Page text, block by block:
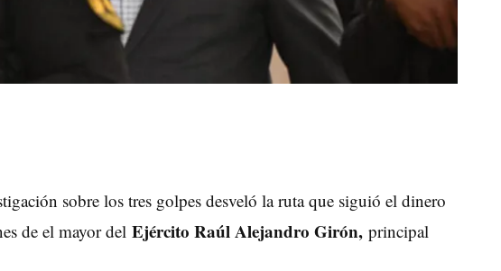
sobre los tres golpes desveló la ruta que siguió el dinero
de el mayor del Ejército Raúl Alejandro Girón, principal